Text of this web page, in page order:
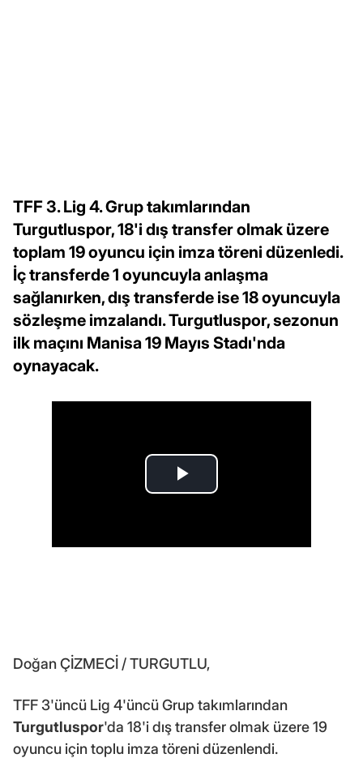
TFF 3. Lig 4. Grup takımlarından
Turgutluspor, 18'i dış transfer olmak üzere
toplam 19 oyuncu için imza töreni düzenledi.
İç transferde 1 oyuncuyla anlaşma
sağlanırken, dış transferde ise 18 oyuncuyla
sözleşme imzalandı. Turgutluspor, sezonun
ilk maçını Manisa 19 Mayıs Stadı'nda
oynayacak.
Doğan ÇİZMECİ / TURGUTLU,
TFF 3'üncü Lig 4'üncü Grup takımlarından
Turgutluspor'da 18'i dış transfer olmak üzere 19
oyuncu için toplu imza töreni düzenlendi.